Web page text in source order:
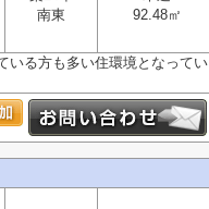
南東
92.48㎡
いる方も多い住環境となってい